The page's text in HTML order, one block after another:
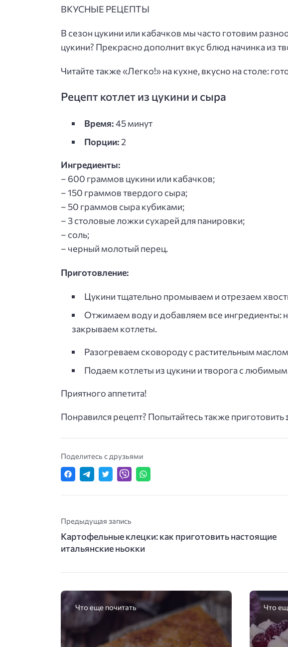
ВКУСНЫЕ РЕЦЕПТЫ
В сезон цукини или кабачков мы часто готовим
цукини? Прекрасно дополнит вкус блюд начинка из
Читайте также «Легко!» на кухне, вкусно на столе:
Рецепт котлет из цукини и сыра
Время:45 минут
Порции: 2
Ингредиенты:
– 600 граммов цукини или кабачков;
– 150 граммов твердого сыра;
– 50 граммов сыра кубиками;
– 3 столовые ложки сухарей для панировки;
– соль;
– черный молотый перец.
Приготовление:
Цукини тщательно промываем и отрезаем
Отжимаем воду и добавляем все ингредиенты:
закрываем котлеты.
Разогреваем сковороду с растительным
Подаем котлеты из цукини и творога с
Приятного аппетита!
Понравился рецепт? Попытайтесь также приготовить
Поделитесь с друзьями
Предыдущая запись
Картофельные клецки: как приготовить настоящие
итальянские ньокки
Что еще почитать Что